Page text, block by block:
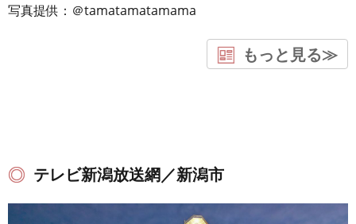
写真提供：＠tamatamatamama
もっと見る≫
テレビ新潟放送網／新潟市